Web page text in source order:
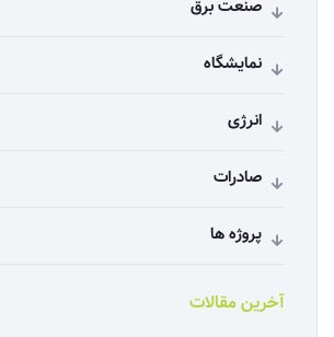
صنعت برق
نمایشگاه
انرژی
صادرات
پروژه ها
آخرین مقالات